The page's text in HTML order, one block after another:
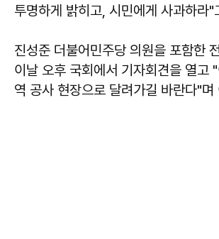
투명하게 밝히고, 시민에게 사과하라"
진성준 더불어민주당 의원을 포함한
이날 오후 국회에서 기자회견을 열고
역 공사 현장으로 달려가길 바란다"며